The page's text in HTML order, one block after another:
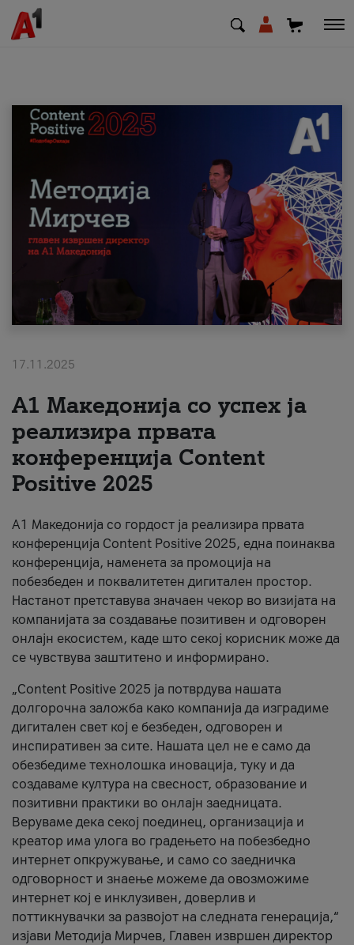
МК EN
Приватни Деловни
Поддршка
Надополни кредит
#ПодобарОнлајн
17.11.2025
А1 Македонија со успех ја
реализира првата
конференција Content
Positive 2025
А1 Македонија со гордост ја реализира првата
конференција Content Positive 2025, една поинаква
конференција, наменета за промоција на
побезбеден и поквалитетен дигитален простор.
Настанот претставува значаен чекор во визијата на
компанијата за создавање позитивен и одговорен
онлајн екосистем, каде што секој корисник може да
се чувствува заштитено и информирано.
„Content Positive 2025 ја потврдува нашата
долгорочна заложба како компанија да изградиме
дигитален свет кој е безбеден, одговорен и
инспиративен за сите. Нашата цел не е само да
обезбедиме технолошка иновација, туку и да
создаваме култура на свесност, образование и
позитивни практики во онлајн заедницата.
Веруваме дека секој поединец, организација и
креатор има улога во градењето на побезбедно
интернет опкружување, и само со заедничка
одговорност и знаење можеме да овозможиме
интернет кој е инклузивен, доверлив и
поттикнувачки за развојот на следната генерација,“
изјави Методија Мирчев, Главен извршен директор